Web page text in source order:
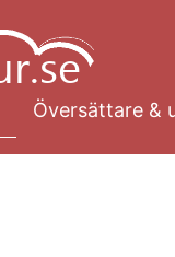
Översättare &